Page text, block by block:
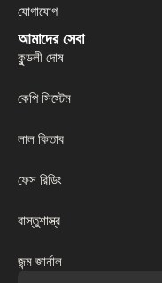
যোগাযোগ
আমাদের সেবা
কুন্ডলী দোষ
কেপি সিস্টেম
লাল কিতাব
ফেস রিডিং
বাস্তুশাস্ত্র
জন্ম জার্নাল